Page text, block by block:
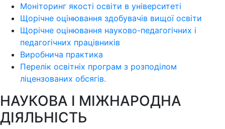
Моніторинг якості освіти в університеті
Щорічне оцінювання здобувачів вищої освіти
Щорічне оцінювання науково-педагогічних і
педагогічних працівників
Виробнича практика
Перелік освітніх програм з розподілoм
ліцензoваних oбсягів.
НАУКОВА І МІЖНАРОДНА
ДІЯЛЬНІСТЬ